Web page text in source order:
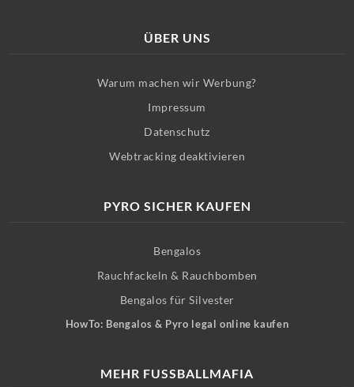
ÜBER UNS
Warum machen wir Werbung?
Impressum
Datenschutz
Webtracking deaktivieren
PYRO SICHER KAUFEN
Bengalos
Rauchfackeln & Rauchbomben
Bengalos für Silvester
HowTo: Bengalos & Pyro legal online kaufen
MEHR FUSSBALLMAFIA